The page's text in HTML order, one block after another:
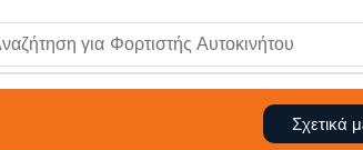
για Φορτιστής Αυτοκινήτου
Σχετικά